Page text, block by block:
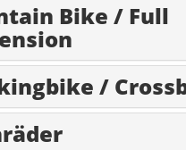
Bike / Full
/